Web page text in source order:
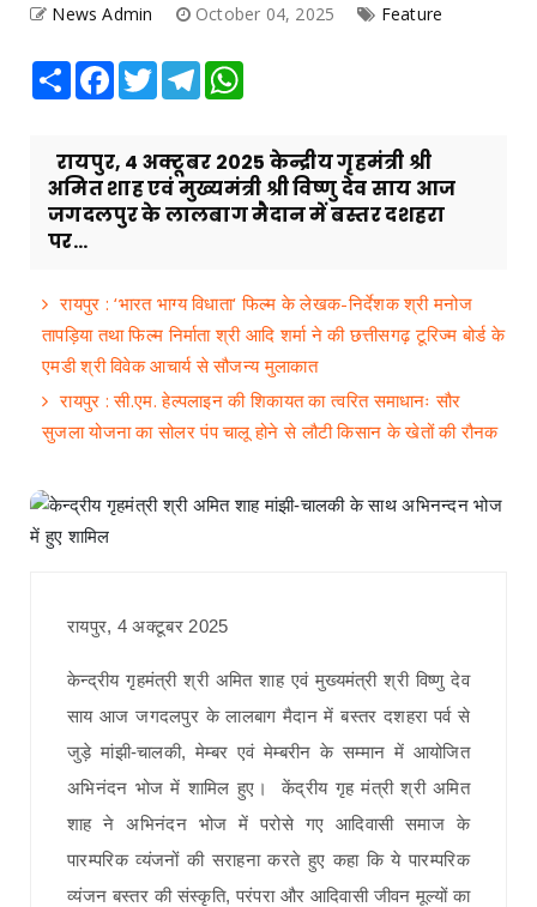
News Admin October 04, 2025 Feature
Share Facebook
TwitterTelegram
रायपुर, 4 अक्टूबर 2025 केन्द्रीय गृहमंत्री श्री
अमित शाह एवं मुख्यमंत्री श्री विष्णु देव साय आज
जगदलपुर के लालबाग मैदान में बस्तर दशहरा
पर...
रायपुर : ‘भारत भाग्य विधाता‘ फिल्म के लेखक-निर्देशक श्री मनोज
तापड़िया तथा फिल्म निर्माता श्री आदि शर्मा ने की छत्तीसगढ़ टूरिज्म बोर्ड के
एमडी श्री विवेक आचार्य से सौजन्य मुलाकात
रायपुर : सी.एम. हेल्पलाइन की शिकायत का त्वरित समाधानः सौर
सुजला योजना का सोलर पंप चालू होने से लौटी किसान के खेतों की रौनक
रायपुर, 4 अक्टूबर 2025
केन्द्रीय गृहमंत्री श्री अमित शाह एवं मुख्यमंत्री श्री विष्णु देव
साय आज जगदलपुर के लालबाग मैदान में बस्तर दशहरा पर्व से
जुड़े मांझी-चालकी, मेम्बर एवं मेम्बरीन के सम्मान में आयोजित
अभिनंदन भोज में शामिल हुए। केंद्रीय गृह मंत्री श्री अमित
शाह ने अभिनंदन भोज में परोसे गए आदिवासी समाज के
पारम्परिक व्यंजनों की सराहना करते हुए कहा कि ये पारम्परिक
व्यंजन बस्तर की संस्कृति, परंपरा और आदिवासी जीवन मूल्यों का